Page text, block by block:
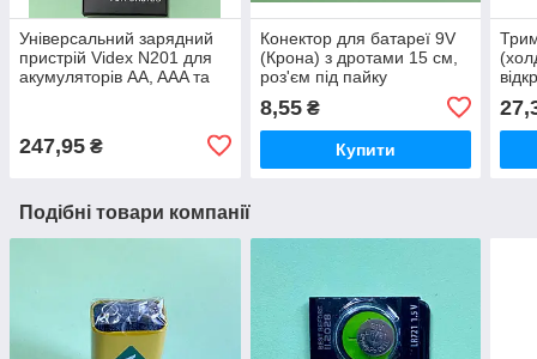
Універсальний зарядний
пристрій Videx N201 для
акумуляторів AA, AAA та
247,95 ₴
Конектор для батареї 9V
(Крона) з дротами 15 см,
роз'єм під пайку
8,55₴
Купити
Подібні товари компанії